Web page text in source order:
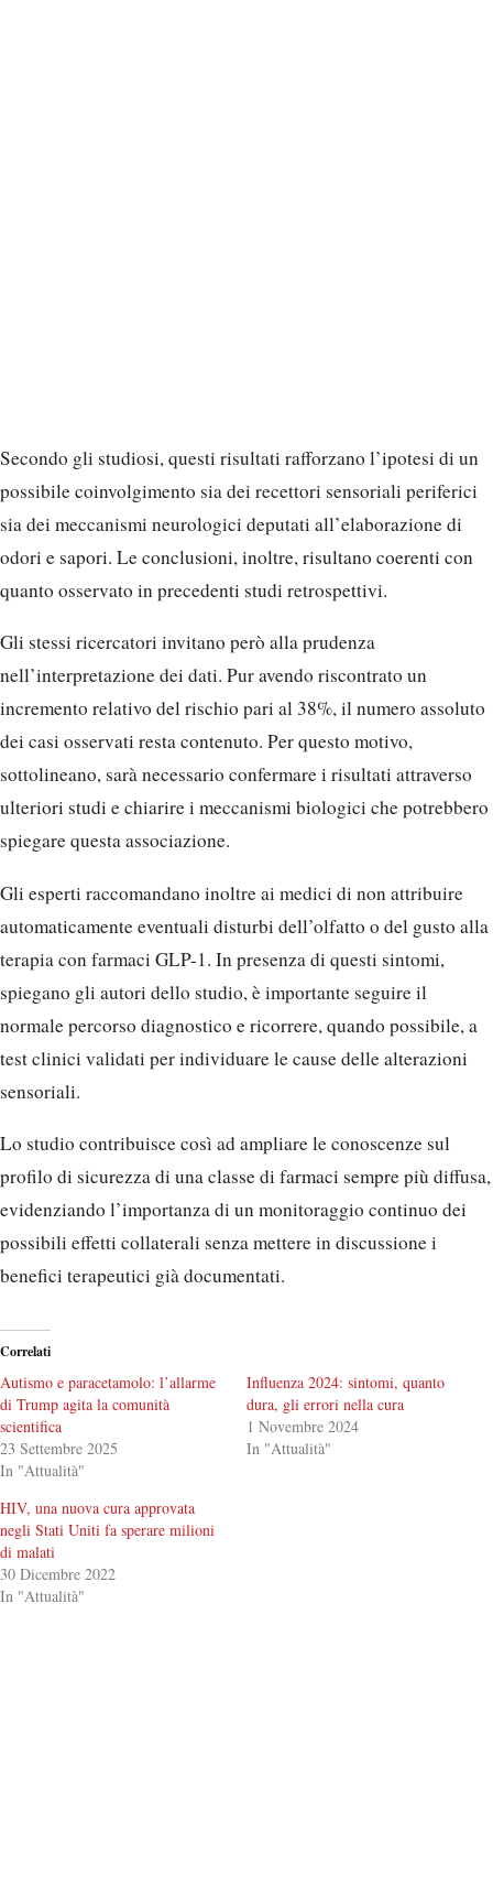
Secondo gli studiosi, questi risultati rafforzano l’ipotesi di un
possibile coinvolgimento sia dei recettori sensoriali periferici
sia dei meccanismi neurologici deputati all’elaborazione di
odori e sapori. Le conclusioni, inoltre, risultano coerenti con
quanto osservato in precedenti studi retrospettivi.
Gli stessi ricercatori invitano però alla prudenza
nell’interpretazione dei dati. Pur avendo riscontrato un
incremento relativo del rischio pari al 38%, il numero assoluto
dei casi osservati resta contenuto. Per questo motivo,
sottolineano, sarà necessario confermare i risultati attraverso
ulteriori studi e chiarire i meccanismi biologici che potrebbero
spiegare questa associazione.
Gli esperti raccomandano inoltre ai medici di non attribuire
automaticamente eventuali disturbi dell’olfatto o del gusto alla
terapia con farmaci GLP-1. In presenza di questi sintomi,
spiegano gli autori dello studio, è importante seguire il
normale percorso diagnostico e ricorrere, quando possibile, a
test clinici validati per individuare le cause delle alterazioni
sensoriali.
Lo studio contribuisce così ad ampliare le conoscenze sul
profilo di sicurezza di una classe di farmaci sempre più diffusa,
evidenziando l’importanza di un monitoraggio continuo dei
possibili effetti collaterali senza mettere in discussione i
benefici terapeutici già documentati.
Correlati
Autismo e paracetamolo: l’allarme
di Trump agita la comunità
scientifica
23 Settembre 2025
In "Attualità"
Influenza 2024: sintomi, quanto
dura, gli errori nella cura
1 Novembre 2024
In "Attualità"
HIV, una nuova cura approvata
negli Stati Uniti fa sperare milioni
di malati
30 Dicembre 2022
In "Attualità"